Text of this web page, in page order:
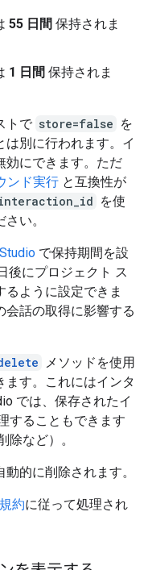
55 日間 保持されま
1 日間 保持されま
トで store=false を
別に行われます。イ
効にできます。ただ
ンド実行 と互換性が
を使
い。
で保持期間を設
後にプロジェクト ス
るように設定できま
話の取得に影響する
メソッドを使用
ます。これにはインタ
では、保存されたイ
することもできます
除など）。
的に削除されます。
約に従って処理され